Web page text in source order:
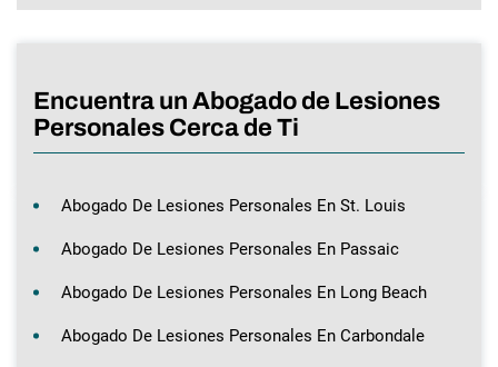
Encuentra un Abogado de Lesiones
Personales Cerca de Ti
Abogado De Lesiones Personales En St. Louis
Abogado De Lesiones Personales En Passaic
Abogado De Lesiones Personales En Long Beach
Abogado De Lesiones Personales En Carbondale